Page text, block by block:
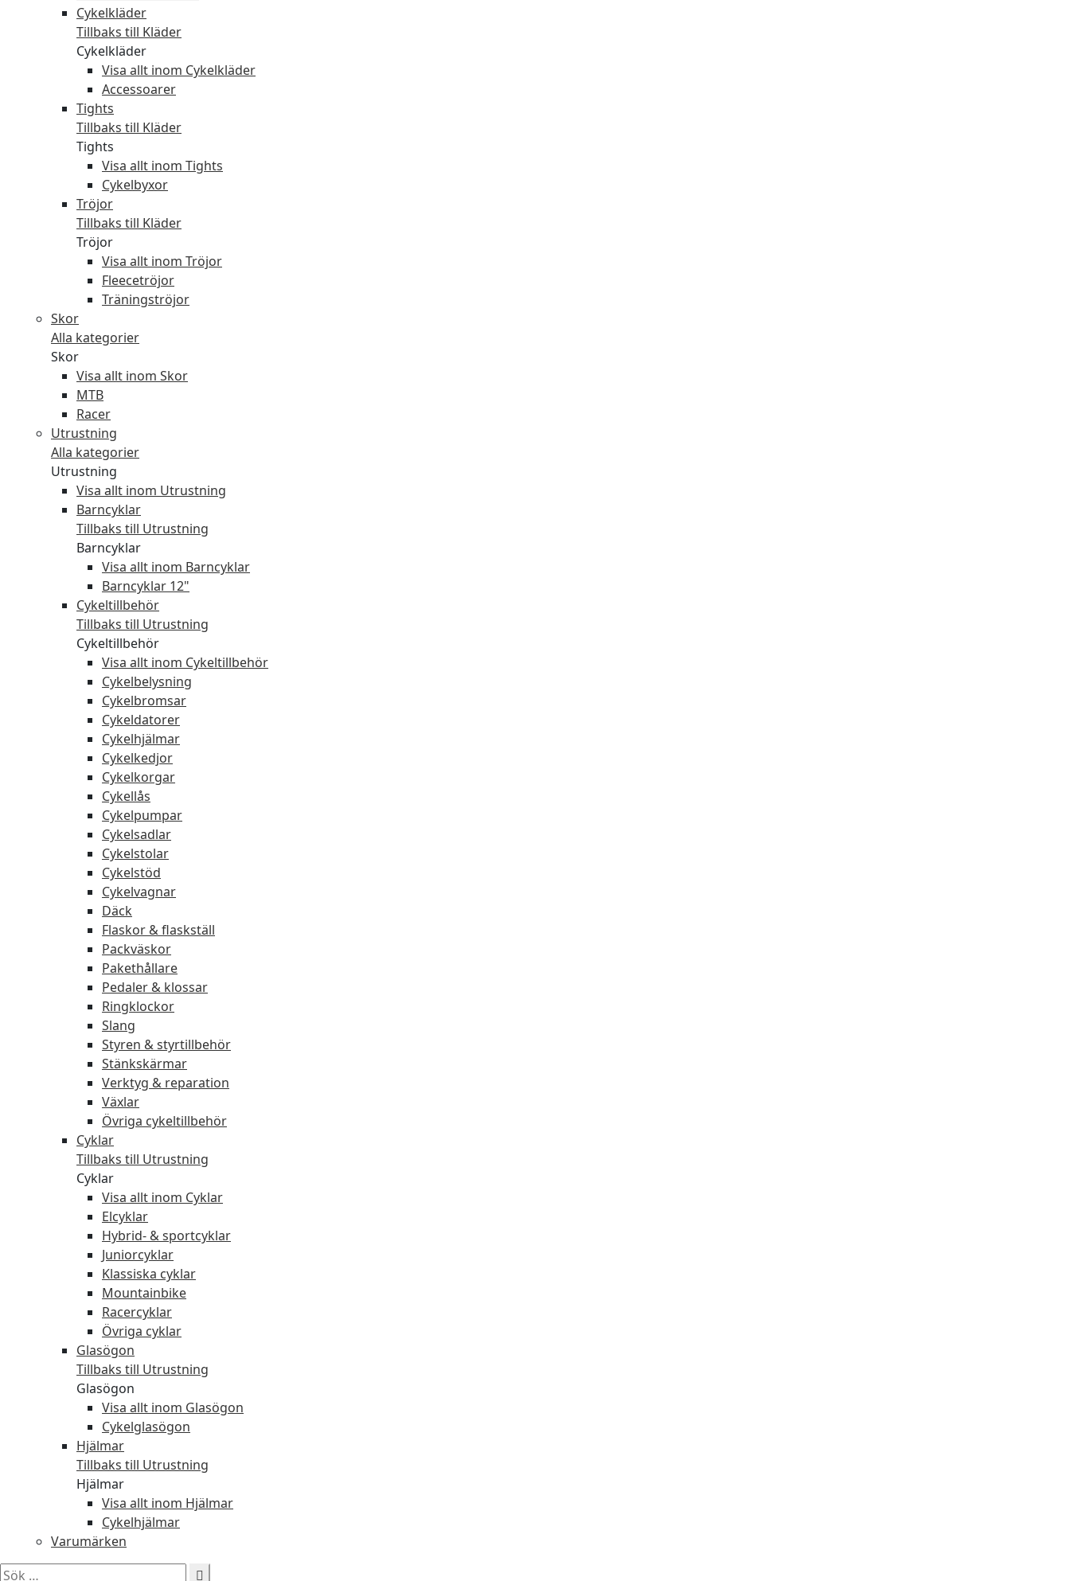
Cykelkläder
Tillbaks till Kläder
Cykelkläder
Visa allt inom Cykelkläder
Accessoarer
Tights
Tillbaks till Kläder
Tights
Visa allt inom Tights
Cykelbyxor
Tröjor
Tillbaks till Kläder
Tröjor
Visa allt inom Tröjor
Fleecetröjor
Träningströjor
Skor
Alla kategorier
Skor
Visa allt inom Skor
MTB
Racer
Utrustning
Alla kategorier
Utrustning
Visa allt inom Utrustning
Barncyklar
Tillbaks till Utrustning
Barncyklar
Visa allt inom Barncyklar
Barncyklar 12"
Cykeltillbehör
Tillbaks till Utrustning
Cykeltillbehör
Visa allt inom Cykeltillbehör
Cykelbelysning
Cykelbromsar
Cykeldatorer
Cykelhjälmar
Cykelkedjor
Cykelkorgar
Cykellås
Cykelpumpar
Cykelsadlar
Cykelstolar
Cykelstöd
Cykelvagnar
Däck
Flaskor & flaskställ
Packväskor
Pakethållare
Pedaler & klossar
Ringklockor
Slang
Styren & styrtillbehör
Stänkskärmar
Verktyg & reparation
Växlar
Övriga cykeltillbehör
Cyklar
Tillbaks till Utrustning
Cyklar
Visa allt inom Cyklar
Elcyklar
Hybrid- & sportcyklar
Juniorcyklar
Klassiska cyklar
Mountainbike
Racercyklar
Övriga cyklar
Glasögon
Tillbaks till Utrustning
Glasögon
Visa allt inom Glasögon
Cykelglasögon
Hjälmar
Tillbaks till Utrustning
Hjälmar
Visa allt inom Hjälmar
Cykelhjälmar
Varumärken
Sök